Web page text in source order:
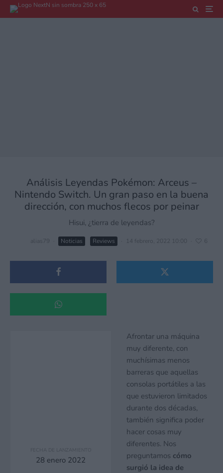
Análisis Leyendas Pokémon: Arceus –
Nintendo Switch. Un gran paso en la buena
dirección, con muchos flecos por peinar
Hisui, ¿tierra de leyendas?
alias79 Noticias Reviews 14 febrero, 2022 10:00 6
FECHA DE LANZAMIENTO
28 enero 2022
Afrontar una máquina
muy diferente, con
muchísimas menos
barreras que aquellas
consolas portátiles a las
que estuvieron limitados
durante dos décadas,
también significa poder
hacer cosas muy
diferentes. Nos
preguntamos cómo
surgió la idea de